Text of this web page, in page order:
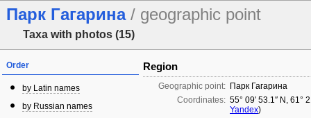
Парк Гагарина / geographic point
Taxa with photos (15)
Order
by Latin names
by Russian names
Region
Geographic point: Парк Гагарина
Coordinates: 55° 09′ 53.1″ N, 61°
Yandex)